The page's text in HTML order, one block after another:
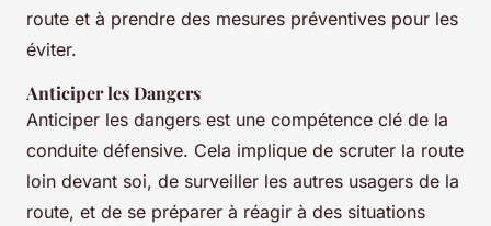
route et à prendre des mesures préventives pour les
éviter.
Anticiper les Dangers
Anticiper les dangers est une compétence clé de la
conduite défensive. Cela implique de scruter la route
loin devant soi, de surveiller les autres usagers de la
route, et de se préparer à réagir à des situations